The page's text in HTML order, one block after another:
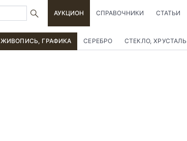
АУКЦИОН СПРАВОЧНИКИ СТАТЬИ
ЖИВОПИСЬ, ГРАФИКА СЕРЕБРО СТЕКЛО, ХРУСТАЛЬ